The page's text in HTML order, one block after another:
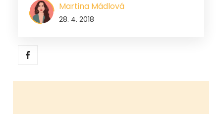
Martina Mádlová
28. 4. 2018